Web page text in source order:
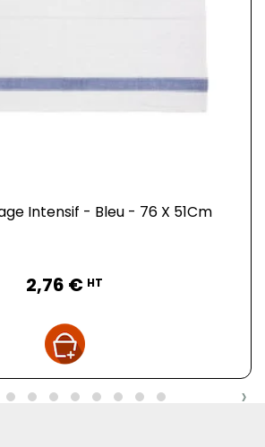
Intensif - Bleu - 76 X 51Cm
2,76 € HT
›